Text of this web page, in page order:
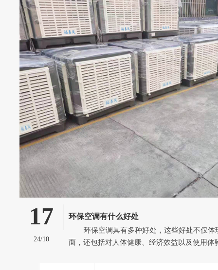
17
24/10
环保空调有什么好处
面，还包括对人体健康、经济效益以及使用体